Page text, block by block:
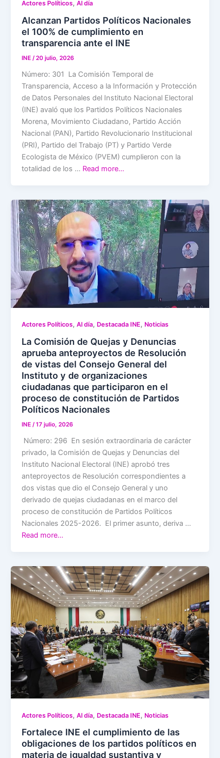
Actores Políticos,Al día
Alcanzan Partidos Políticos Nacionales
el 100% de cumplimiento en
transparencia ante el INE
INE/20 julio, 2026
Número: 301 La Comisión Temporal de
Transparencia, Acceso a la Información y Protección
de Datos Personales del Instituto Nacional Electoral
(INE) avaló que los Partidos Políticos Nacionales
Morena, Movimiento Ciudadano, Partido Acción
Nacional (PAN), Partido Revolucionario Institucional
(PRI), Partido del Trabajo (PT) y Partido Verde
Ecologista de México (PVEM) cumplieron con la
totalidad de los … Read more…
Actores Políticos,Al día, Destacada INE, Noticias
La Comisión de Quejas y Denuncias
aprueba anteproyectos de Resolución
de vistas del Consejo General del
Instituto y de organizaciones
ciudadanas que participaron en el
proceso de constitución de Partidos
Políticos Nacionales
INE/17 julio, 2026
Número: 296 En sesión extraordinaria de carácter
privado, la Comisión de Quejas y Denuncias del
Instituto Nacional Electoral (INE) aprobó tres
anteproyectos de Resolución correspondientes a
dos vistas que dio el Consejo General y uno
derivado de quejas ciudadanas en el marco del
proceso de constitución de Partidos Políticos
Nacionales 2025-2026. El primer asunto, deriva …
Read more…
Actores Políticos,Al día, Destacada INE, Noticias
Fortalece INE el cumplimiento de las
obligaciones de los partidos políticos en
materia de igualdad sustantiva y